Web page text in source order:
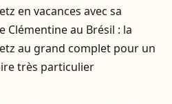
en vacances avec sa
Clémentine au Brésil : la
au grand complet pour un
très particulier